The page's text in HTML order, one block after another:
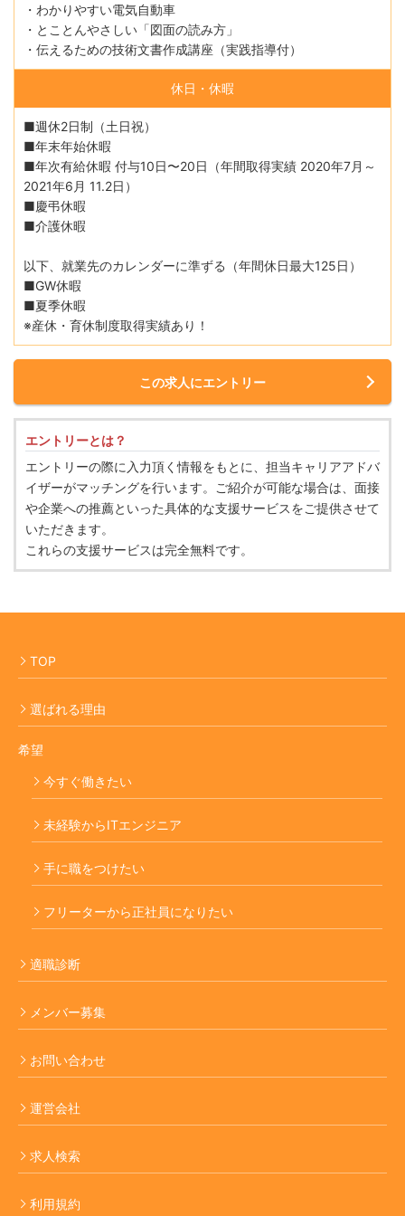
・わかりやすい電気自動車
・とことんやさしい「図面の読み方」
・伝えるための技術文書作成講座（実践指導付）
休日・休暇
■週休2日制（土日祝）
■年末年始休暇
■年次有給休暇 付与10日〜20日（年間取得実績 2020年7月～
2021年6月 11.2日）
■慶弔休暇
■介護休暇
以下、就業先のカレンダーに準ずる（年間休日最大125日）
■GW休暇
■夏季休暇
※産休・育休制度取得実績あり！
この求人にエントリー
エントリーとは？
エントリーの際に入力頂く情報をもとに、担当キャリアアドバ
イザーがマッチングを行います。ご紹介が可能な場合は、面接
や企業への推薦といった具体的な支援サービスをご提供させて
いただきます。
これらの支援サービスは完全無料です。
TOP
選ばれる理由
希望
今すぐ働きたい
未経験からITエンジニア
手に職をつけたい
フリーターから正社員になりたい
適職診断
メンバー募集
お問い合わせ
運営会社
求人検索
利用規約